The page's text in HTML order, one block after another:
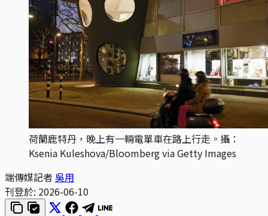
荷蘭鹿特丹，晚上有一輛電單車在路上行走。攝：
Ksenia Kuleshova/Bloomberg via Getty Images
端傳媒記者 吳用
刊登於: 2026-06-10